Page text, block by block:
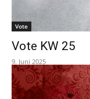
Vote
Vote KW 25
9. Juni 2025